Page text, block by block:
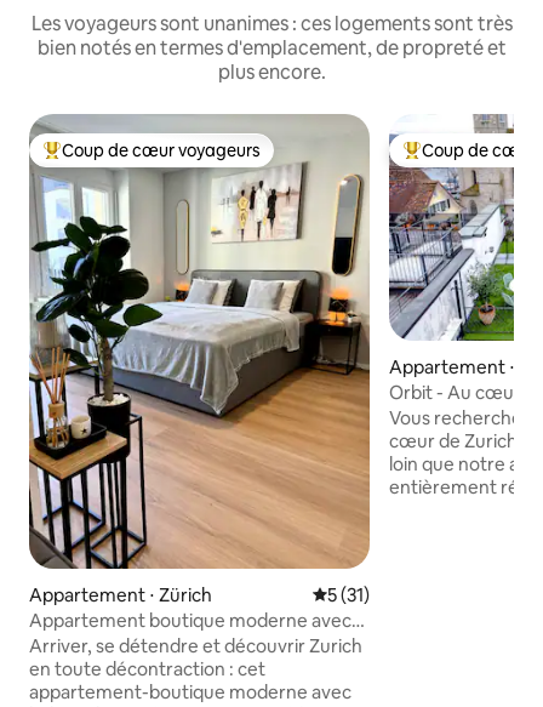
Les voyageurs sont unanimes : ces logements sont très
bien notés en termes d'emplacement, de propreté et
plus encore.
Coups de cœur voyageurs les plus appréciés
Coup de cœur voyageurs
Appartement ⋅ Zürich Évaluation moyenne sur la
5 (31)
Appartement boutique moderne avec
balcon dans un emplacement privilégié
Arriver, se détendre et découvrir Zurich
en toute décontraction : cet
appartement-boutique moderne avec
Coups de cœur
Coup de cœur
Appartement ⋅
Orbit - Au cœur
Vous recherchez
cœur de Zurich ?
loin que notre
entièrement